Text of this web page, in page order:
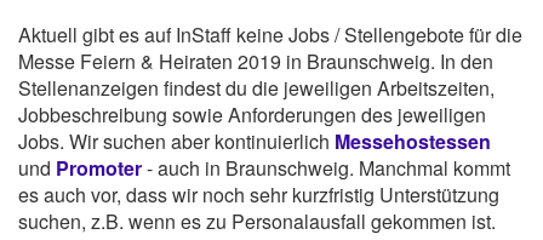
Aktuell gibt es auf InStaff keine Jobs / Stellengebote für die
Messe Feiern & Heiraten 2019 in Braunschweig. In den
Stellenanzeigen findest du die jeweiligen Arbeitszeiten,
Jobbeschreibung sowie Anforderungen des jeweiligen
Jobs. Wir suchen aber kontinuierlich Messehostessen
und Promoter- auch in Braunschweig. Manchmal kommt
es auch vor, dass wir noch sehr kurzfristig Unterstützung
suchen, z.B. wenn es zu Personalausfall gekommen ist.